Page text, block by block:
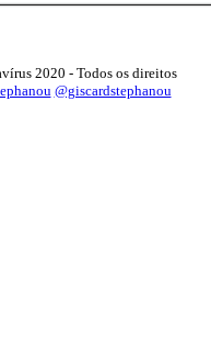
2020 - Todos os direitos
@giscardstephanou